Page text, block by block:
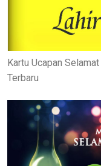
Kartu Ucapan
Terbaru